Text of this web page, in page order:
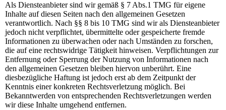
Als Diensteanbieter sind wir gemäß § 7 Abs.1 TMG für eigene
Inhalte auf diesen Seiten nach den allgemeinen Gesetzen
verantwortlich. Nach §§ 8 bis 10 TMG sind wir als Diensteanbieter
jedoch nicht verpflichtet, übermittelte oder gespeicherte fremde
Informationen zu überwachen oder nach Umständen zu forschen,
die auf eine rechtswidrige Tätigkeit hinweisen. Verpflichtungen zur
Entfernung oder Sperrung der Nutzung von Informationen nach
den allgemeinen Gesetzen bleiben hiervon unberührt. Eine
diesbezügliche Haftung ist jedoch erst ab dem Zeitpunkt der
Kenntnis einer konkreten Rechtsverletzung möglich. Bei
Bekanntwerden von entsprechenden Rechtsverletzungen werden
wir diese Inhalte umgehend entfernen.